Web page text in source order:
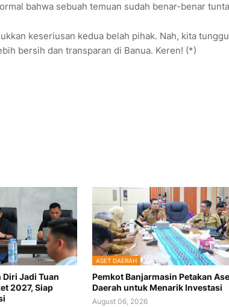
bahwa sebuah temuan sudah benar-benar
keseriusan kedua belah pihak. Nah, kita
bersih dan transparan di Banua. Keren! (*)
Jadi Tuan
2027, Siap
ASET DAERAH
Pemkot Banjarmasin Petakan
Daerah untuk Menarik Investasi
August 06, 2026